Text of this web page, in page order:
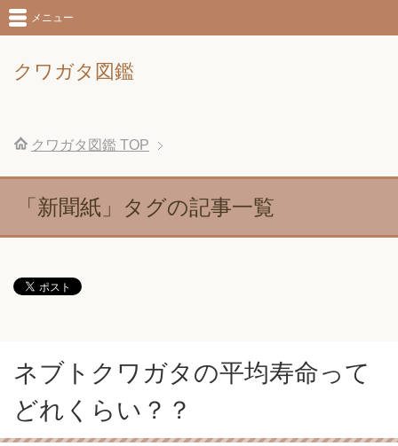
クワガタ図鑑
メニュー
クワガタ図鑑 TOP
「新聞紙」タグの記事一覧
ネブトクワガタの平均寿命って
どれくらい？？